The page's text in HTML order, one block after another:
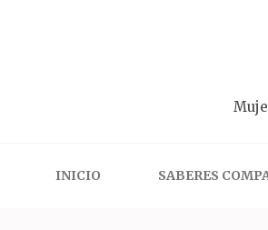
INICIO SABERES